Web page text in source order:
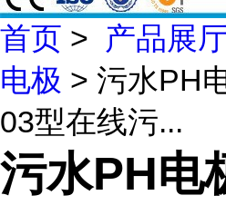
首页 > 产品展
电极 > 污水PH
03型在线污...
污水PH电